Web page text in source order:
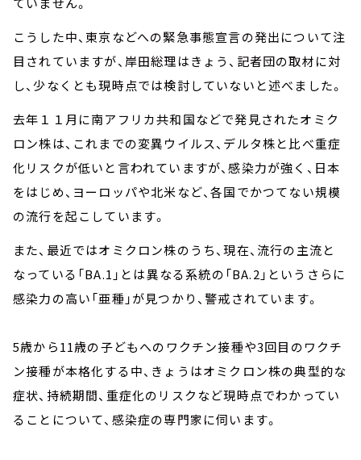
こうした中、東京などへの緊急事態宣言の発出について注
目されていますが、岸田総理はきょう、記者団の取材に対
し、少なくとも現時点では検討していないと述べました。
去年１１月に南アフリカ共和国などで発見されたオミク
ロン株は、これまでの変異ウイルス、デルタ株と比べ重症
化リスクが低いと言われていますが、感染力が強く、日本
をはじめ、ヨーロッパや北米など、各国でかつてない規模
の流行を起こしています。
また、最近ではオミクロン株のうち、現在、流行の主流と
なっている「BA.1」とは異なる系統の「BA.2」というさらに
感染力の高い「亜種」が見つかり、警戒されています。
5歳から11歳の子どもへのワクチン接種や3回目のワクチ
ン接種が本格化する中、きょうはオミクロン株の典型的な
症状、持続期間、重症化のリスクなど現時点でわかってい
ることについて、感染症の専門家に伺います。